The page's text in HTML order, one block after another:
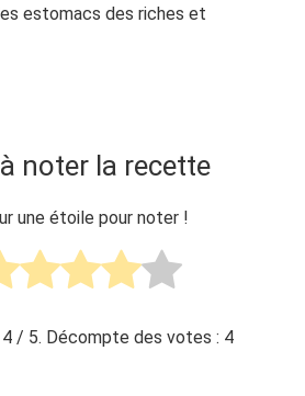
estomacs des riches et
noter la recette
une étoile pour noter !
4 / 5. Décompte des votes : 4